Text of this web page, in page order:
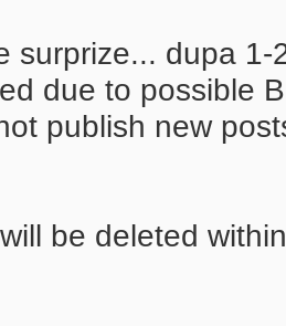
surprize... dupa
due to possible
publish new
be deleted